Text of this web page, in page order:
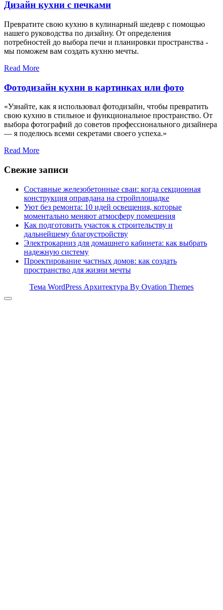
Дизайн кухни с печками
Превратите свою кухню в кулинарный шедевр с помощью
нашего руководства по дизайну. От определения
потребностей до выбора печи и планировки пространства -
мы поможем вам создать кухню мечты.
Read More
Фотодизайн кухни в картинках или фото
«Узнайте, как я использовал фотодизайн, чтобы превратить
свою кухню в стильное и функциональное пространство. От
выбора фотографий до советов профессионального дизайнера
— я поделюсь всеми секретами своего успеха.»
Read More
Свежие записи
Составные железобетонные сваи: когда секционная
конструкция оправдана на стройплощадке
Уют без ремонта: 10 идей освещения, которые
моментально меняют атмосферу помещения
Как подготовить участок к строительству и
дальнейшему благоустройству
Электрокарниз для домашнего кабинета: как выбрать
надежную систему
Проектирование частных домов: как создать
пространство для жизни мечты
Тема WordPress Архитектура By Ovation Themes